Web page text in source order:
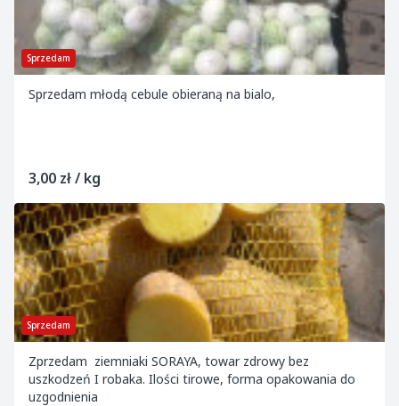
Sprzedam
Sprzedam młodą cebule obieraną na bialo,
3,00 zł / kg
Sprzedam
Zprzedam ziemniaki SORAYA, towar zdrowy bez
uszkodzeń I robaka. Ilości tirowe, forma opakowania do
uzgodnienia